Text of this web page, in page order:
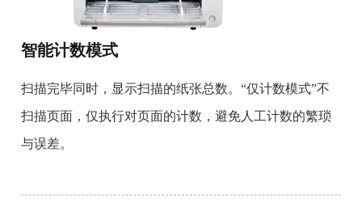
智能计数模式
扫描完毕同时，显示扫描的纸张总数。“仅计数模式”不
扫描页面，仅执行对页面的计数，避免人工计数的繁琐
与误差。